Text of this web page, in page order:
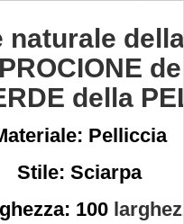
naturale
della
Pelliccia
Stile: Sciarpa
100